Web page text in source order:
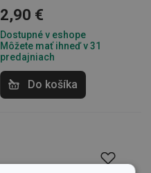
2,90 €
Dostupné v eshope
Môžete mať ihneď v 31
predajniach
Do košíka